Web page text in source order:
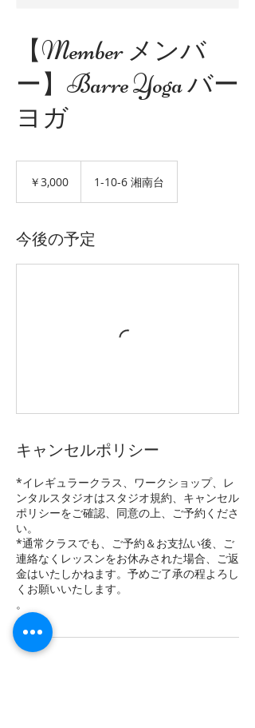
【Member メンバ
ー】Barre Yoga バー
ヨガ
￥3,000 1-10-6 湘南台
今後の予定
キャンセルポリシー
*イレギュラークラス、ワークショップ、レ
ンタルスタジオはスタジオ規約、キャンセル
ポリシーをご確認、同意の上、ご予約くださ
い。
*通常クラスでも、ご予約＆お支払い後、ご
連絡なくレッスンをお休みされた場合、ご返
金はいたしかねます。予めご了承の程よろし
くお願いいたします。
。